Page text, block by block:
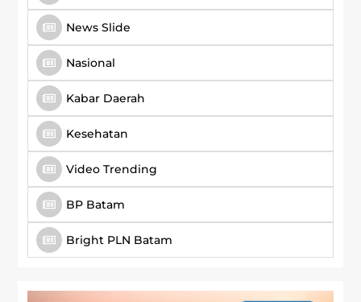
News Slide
Nasional
Kabar Daerah
Kesehatan
Video Trending
BP Batam
Bright PLN Batam